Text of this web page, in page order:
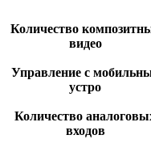
Количество
видео
Управление с
устро
Количество
входов